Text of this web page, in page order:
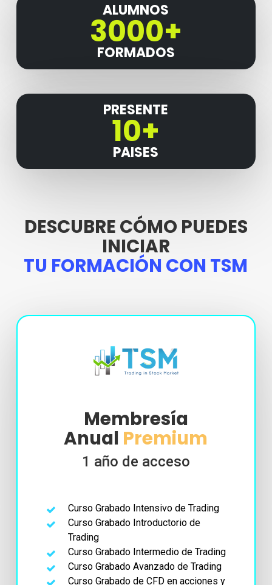
ALUMNOS
3000+
FORMADOS
PRESENTE
10+
PAISES
DESCUBRE CÓMO PUEDES
INICIAR
TU FORMACIÓN CON TSM
Membresía
Anual Premium
1 año de acceso
Curso Grabado Intensivo de Trading
Curso Grabado Introductorio de
Trading
Curso Grabado Intermedio de Trading
Curso Grabado Avanzado de Trading
Curso Grabado de CFD en acciones y